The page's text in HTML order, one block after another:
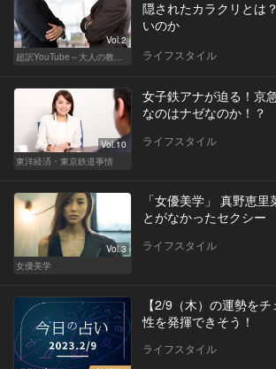
Vol.2
超訳YouTube～大人の教養講座～
隠されたカラクリとは
いのか
ライフスタイル
Vol.10
東洋経済・東京鉄道事情
女子鉄アナが迫る！京
なのはナゼなのか！？
ライフスタイル
Vol.3
女優美学
「女優美学」 真野恵
とがなかったセクシー
ライフスタイル
【2/9（木）の運勢を
性を発揮できそう！
ライフスタイル